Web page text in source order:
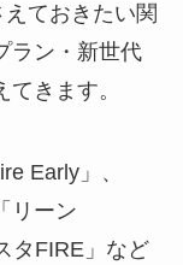
ておきたい関
ラン・新世代
きます。
Early」、
リーン
タFIRE」など